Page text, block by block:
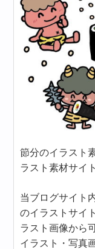
節分のイラスト
ラスト素材サイ
当ブログサイト
のイラストサイ
ラスト画像から
イラスト・写真